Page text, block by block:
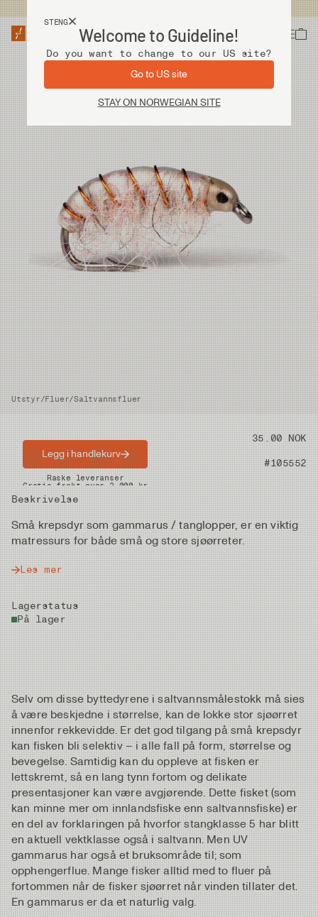
STENG
Welcome to Guideline!
Do you want to change to our US site?
Go to US site
STAY ON NORWEGIAN SITE
Utstyr/Fluer/Saltvannsfluer
Pris 35.00 NOK
Artikkelnummer #105552
Beskrivelse
Små krepsdyr som gammarus / tanglopper, er en viktig
matressurs for både små og store sjøørreter.
Les mer
Lagerstatus
På lager
Legg i handlekurv
Raske leveranser
Gratis frakt over 2.000 kr
Selv om disse byttedyrene i saltvannsmålestokk må sies
å være beskjedne i størrelse, kan de lokke stor sjøørret
innenfor rekkevidde. Er det god tilgang på små krepsdyr
kan fisken bli selektiv – i alle fall på form, størrelse og
bevegelse. Samtidig kan du oppleve at fisken er
lettskremt, så en lang tynn fortom og delikate
presentasjoner kan være avgjørende. Dette fisket (som
kan minne mer om innlandsfiske enn saltvannsfiske) er
en del av forklaringen på hvorfor stangklasse 5 har blitt
en aktuell vektklasse også i saltvann. Men UV
gammarus har også et bruksområde til; som
opphengerflue. Mange fisker alltid med to fluer på
fortommen når de fisker sjøørret når vinden tillater det.
En gammarus er da et naturlig valg.